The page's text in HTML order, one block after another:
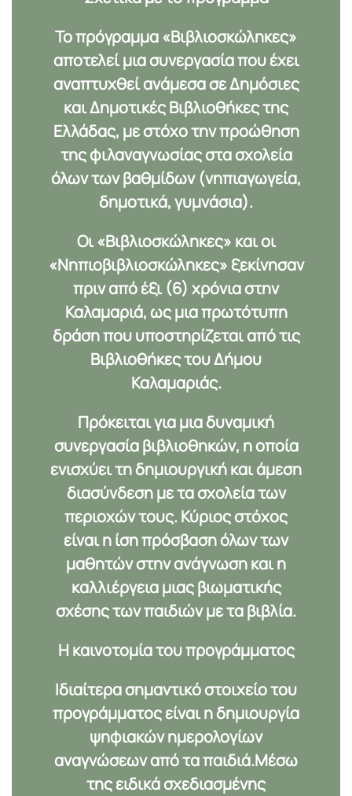
Το πρόγραμμα «Βιβλιοσκώληκες»
αποτελεί μια συνεργασία που έχει
αναπτυχθεί ανάμεσα σε Δημόσιες
και Δημοτικές Βιβλιοθήκες της
Ελλάδας, με στόχο την προώθηση
της φιλαναγνωσίας στα σχολεία
όλων των βαθμίδων (νηπιαγωγεία,
δημοτικά, γυμνάσια).
Οι «Βιβλιοσκώληκες» και οι
«Νηπιοβιβλιοσκώληκες» ξεκίνησαν
πριν απόέξι (6) χρόνια στην
Καλαμαριά, ως μια πρωτότυπη
δράση που υποστηρίζεται από τις
Βιβλιοθήκες του Δήμου
Καλαμαριάς.
Πρόκειται για μια δυναμική
συνεργασία βιβλιοθηκών, η οποία
ενισχύει τη δημιουργική και άμεση
διασύνδεση με τα σχολεία των
περιοχών τους. Κύριος στόχος
είναι ηίση πρόσβασηόλων των
μαθητών στην ανάγνωση και η
καλλιέργεια μιας βιωματικής
σχέσηςτων παιδιών με τα βιβλία.
Η καινοτομία του προγράμματος
Ιδιαίτερα σημαντικό στοιχείο του
προγράμματος είναι η δημιουργία
ψηφιακών ημερολογίων
αναγνώσεωναπό τα παιδιά.Μέσω
της ειδικά σχεδιασμένης